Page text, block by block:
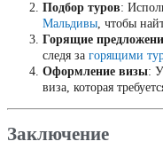
Подбор туров:
Мальдивы, чтобы
Горящие
следя за горящими
Оформление визы:
виза, которая
Заключение